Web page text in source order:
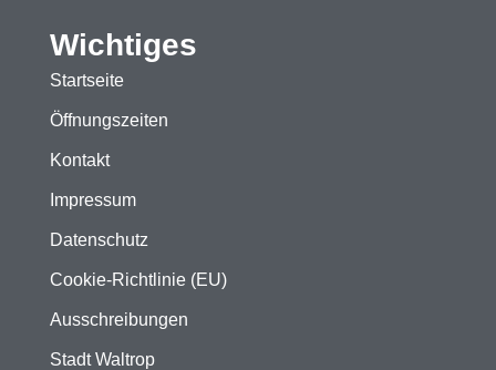
Wichtiges
Startseite
Öffnungszeiten
Kontakt
Impressum
Datenschutz
Cookie-Richtlinie (EU)
Ausschreibungen
Stadt Waltrop